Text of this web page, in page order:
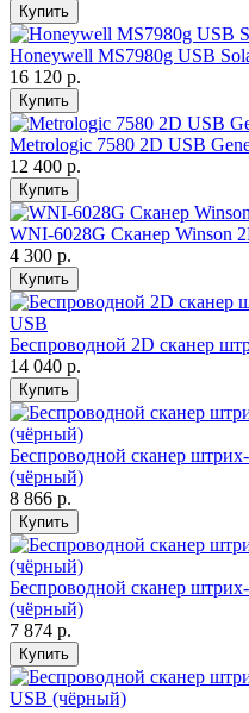
Купить
Honeywell MS7980g USB
16 120 р.
Купить
Metrologic 7580 2D USB
12 400 р.
Купить
WNI-6028G Сканер Winson
4 300 р.
Купить
Беспроводной 2D сканер
14 040 р.
Купить
Беспроводной сканер
(чёрный)
8 866 р.
Купить
Беспроводной сканер
(чёрный)
7 874 р.
Купить